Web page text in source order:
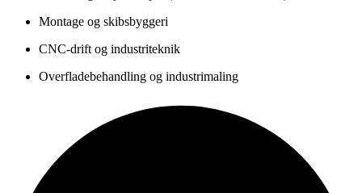
Montage og skibsbyggeri
CNC-drift og industriteknik
Overfladebehandling og industrimaling